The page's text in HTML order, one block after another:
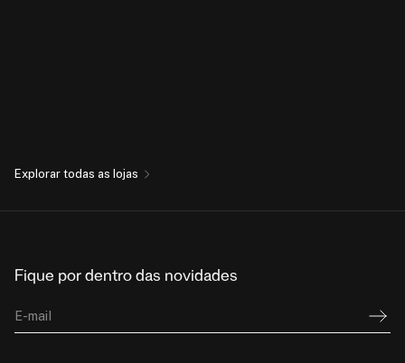
Explorar todas as lojas
Fique por dentro das novidades
E-mail